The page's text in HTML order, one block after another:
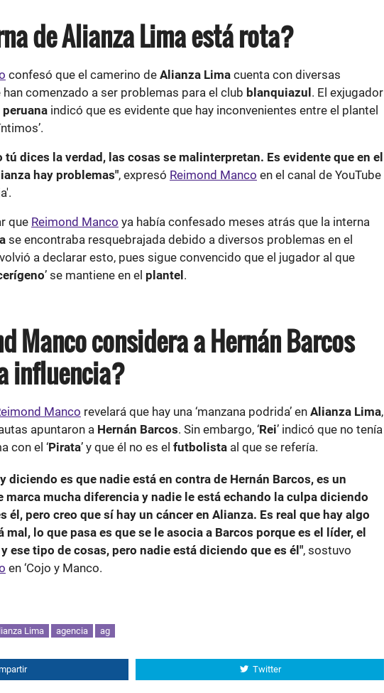
de Alianza Lima está rota?
confesó que el camerino de Alianza Lima cuenta con diversas
comenzado a ser problemas para el club blanquiazul . El exjugador
indicó que es evidente que hay inconvenientes entre el plantel
tú dices la verdad, las cosas se malinterpretan. Es evidente que en el
hay problemas", expresó Reimond Manco en el canal de YouTube
que Reimond Manco ya había confesado meses atrás que la interna
se encontraba resquebrajada debido a diversos problemas en el
volvió a declarar esto, pues sigue convencido que el jugador al que
’ se mantiene en el plantel .
Manco considera a Hernán Barcos
influencia?
Manco revelará que hay una ‘manzana podrida’ en Alianza Lima,
apuntaron a Hernán Barcos. Sin embargo, ‘Rei’ indicó que no tenía
con el ‘Pirata’ y que él no es el futbolista al que se refería.
diciendo es que nadie está en contra de Hernán Barcos, es un
marca mucha diferencia y nadie le está echando la culpa diciendo
él, pero creo que sí hay un cáncer en Alianza. Es real que hay algo
mal, lo que pasa es que se le asocia a Barcos porque es el líder, el
ese tipo de cosas, pero nadie está diciendo que es él", sostuvo
en ‘Cojo y Manco.
Lima agencia ag
Twitter